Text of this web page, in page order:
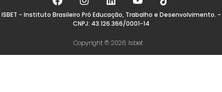
ISBET - Instituto Brasileiro Pró Educação, Trabalho e Desenvolvimento. -
CNPJ: 43.126.366/0001-14
Copyright © 2026 Isbet